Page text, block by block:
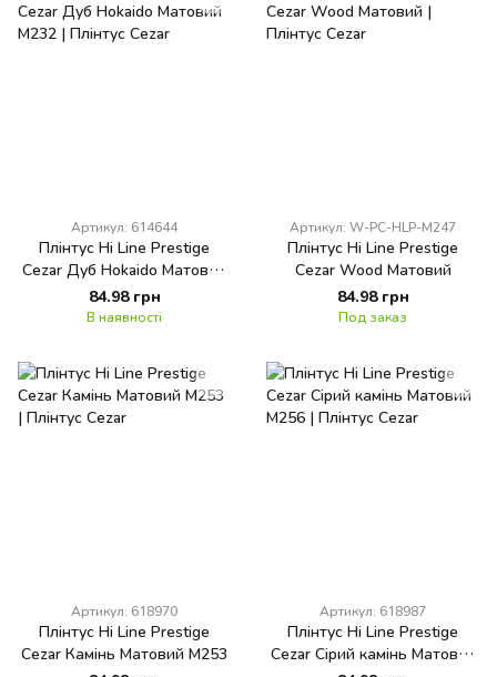
Артикул: 614644
Плінтус Hi Line Prestige
Cezar Дуб Hokaido Матовий
M232
84.98 грн
В наявності
Артикул: W-PC-HLP-M247
Плінтус Hi Line Prestige
Cezar Wood Матовий
84.98 грн
Под заказ
Артикул: 618970
Плінтус Hi Line Prestige
Cezar Камінь Матовий М253
Артикул: 618987
Плінтус Hi Line Prestige
Cezar Сірий камінь Матовий